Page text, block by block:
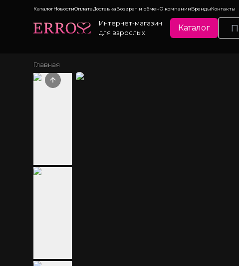
КаталогНовостиОплатаДоставкаВозврат и обменО компанииБрендыКонтакты
Интернет-магазин
для взрослых
Каталог
Главная
Previous slide